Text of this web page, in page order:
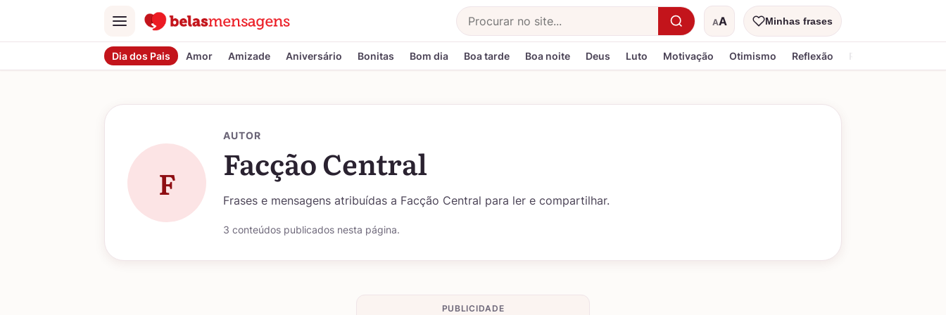
Menu
Buscar AA
Tamanho do textoMinhas frases
Dia dos Pais Amor Amizade Aniversário Bonitas Bom dia Boa tarde Boa noite Deus Luto Motivação Otimismo Reflexão Religiosa
F
AUTOR
Facção Central
Frases e mensagens atribuídas a Facção Central para ler e compartilhar.
3 conteúdos publicados nesta página.
PUBLICIDADE